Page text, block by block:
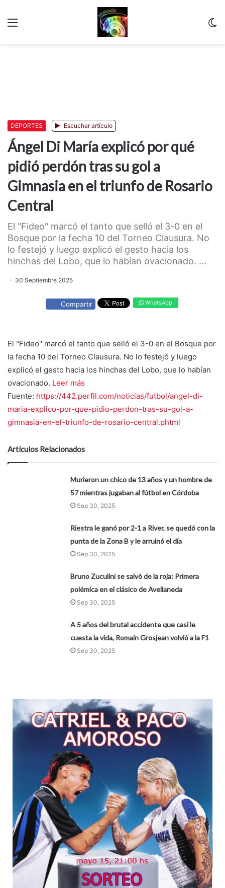
DEPORTES Escuchar artículo
Ángel Di María explicó por qué
pidió perdón tras su gol a
Gimnasia en el triunfo de Rosario
Central
El "Fideo" marcó el tanto que selló el 3-0 en el
Bosque por la fecha 10 del Torneo Clausura. No
lo festejó y luego explicó el gesto hacia los
hinchas del Lobo, que lo habían ovacionado. ...
30 Septiembre 2025
Compartir WhatsApp
El "Fideo" marcó el tanto que selló el 3-0 en el Bosque por
la fecha 10 del Torneo Clausura. No lo festejó y luego
explicó el gesto hacia los hinchas del Lobo, que lo habían
ovacionado. Leer más
Fuente: https://442.perfil.com/noticias/futbol/angel-di-
maria-explico-por-que-pidio-perdon-tras-su-gol-a-
gimnasia-en-el-triunfo-de-rosario-central.phtml
Artículos Relacionados
Murieron un chico de 13 años y un hombre de
57 mientras jugaban al fútbol en Córdoba
Sep 30, 2025
Riestra le ganó por 2-1 a River, se quedó con la
punta de la Zona B y le arruinó el día
Sep 30, 2025
Bruno Zuculini se salvó de la roja: Primera
polémica en el clásico de Avellaneda
Sep 30, 2025
A 5 años del brutal accidente que casi le
cuesta la vida, Romain Grosjean volvió a la F1
Sep 30, 2025